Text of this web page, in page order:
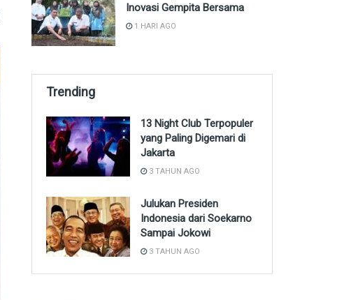
Inovasi Gempita Bersama
1 HARI AGO
Trending
13 Night Club Terpopuler
yang Paling Digemari di
Jakarta
3 TAHUN AGO
Julukan Presiden
Indonesia dari Soekarno
Sampai Jokowi
3 TAHUN AGO